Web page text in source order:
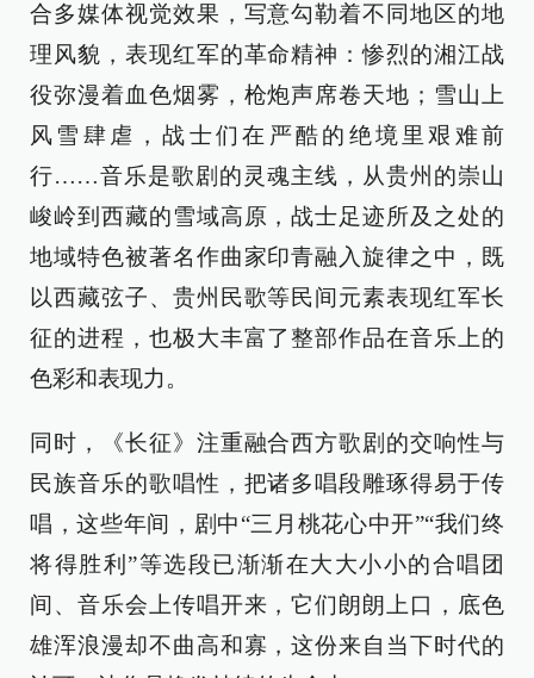
合多媒体视觉效果，写意勾勒着不同地区的地
理风貌，表现红军的革命精神：惨烈的湘江战
役弥漫着血色烟雾，枪炮声席卷天地；雪山上
风雪肆虐，战士们在严酷的绝境里艰难前
行……音乐是歌剧的灵魂主线，从贵州的崇山
峻岭到西藏的雪域高原，战士足迹所及之处的
地域特色被著名作曲家印青融入旋律之中，既
以西藏弦子、贵州民歌等民间元素表现红军长
征的进程，也极大丰富了整部作品在音乐上的
色彩和表现力。
同时，《长征》注重融合西方歌剧的交响性与
民族音乐的歌唱性，把诸多唱段雕琢得易于传
唱，这些年间，剧中“三月桃花心中开”“我们终
将得胜利”等选段已渐渐在大大小小的合唱团
间、音乐会上传唱开来，它们朗朗上口，底色
雄浑浪漫却不曲高和寡，这份来自当下时代的